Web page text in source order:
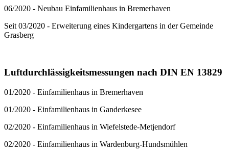
06/2020 - Neubau Einfamilienhaus in Bremerhaven
Seit 03/2020 - Erweiterung eines Kindergartens in der Gemeinde
Grasberg
Luftdurchlässigkeitsmessungen nach DIN EN 13829
01/2020 - Einfamilienhaus in Bremerhaven
01/2020 - Einfamilienhaus in Ganderkesee
02/2020 - Einfamilienhaus in Wiefelstede-Metjendorf
02/2020 - Einfamilienhaus in Wardenburg-Hundsmühlen